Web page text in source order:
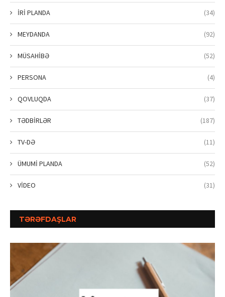
İRİ PLANDA (34)
MEYDANDA (92)
MÜSAHİBƏ (52)
PERSONA (4)
QOVLUQDA (37)
TƏDBİRLƏR (187)
TV-DƏ (11)
ÜMUMİ PLANDA (52)
VİDEO (31)
TƏRƏFDAŞLAR